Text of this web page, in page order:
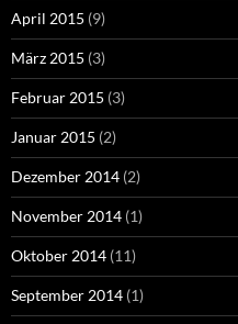
April 2015 (9)
März 2015 (3)
Februar 2015 (3)
Januar 2015 (2)
Dezember 2014 (2)
November 2014 (1)
Oktober 2014 (11)
September 2014 (1)